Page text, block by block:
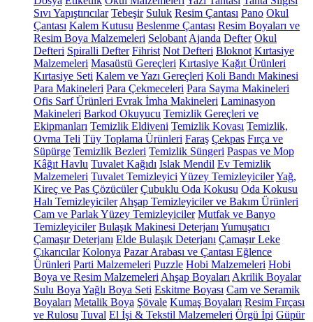
Sıvı Yapıştırıcılar Tebeşir Suluk Resim Çantası Pano Okul
Çantası Kalem Kutusu Beslenme Çantası Resim Boyaları ve
Resim Boya Malzemeleri Selobant Ajanda Defter Okul
Defteri Spiralli Defter Fihrist Not Defteri Bloknot Kırtasiye
Malzemeleri Masaüstü Gereçleri Kırtasiye Kağıt Ürünleri
Kırtasiye Seti Kalem ve Yazı Gereçleri Koli Bandı Makinesi
Para Makineleri Para Çekmeceleri Para Sayma Makineleri
Ofis Sarf Ürünleri Evrak İmha Makineleri Laminasyon
Makineleri Barkod Okuyucu Temizlik Gereçleri ve
Ekipmanları Temizlik Eldiveni Temizlik Kovası Temizlik,
Ovma Teli Tüy Toplama Ürünleri Faraş Çekpas Fırça ve
Süpürge Temizlik Bezleri Temizlik Süngeri Paspas ve Mop
Kâğıt Havlu Tuvalet Kağıdı Islak Mendil Ev Temizlik
Malzemeleri Tuvalet Temizleyici Yüzey TemizleyicilerYağ,
Kireç ve Pas Çözücüler Çubuklu Oda Kokusu Oda Kokusu
Halı Temizleyiciler Ahşap Temizleyiciler ve Bakım Ürünleri
Cam ve Parlak Yüzey Temizleyiciler Mutfak ve Banyo
Temizleyiciler Bulaşık Makinesi Deterjanı Yumuşatıcı
Çamaşır Deterjanı Elde Bulaşık Deterjanı Çamaşır Leke
Çıkarıcılar Kolonya Pazar Arabası ve Çantası Eğlence
Ürünleri Parti Malzemeleri Puzzle Hobi Malzemeleri Hobi
Boya ve Resim Malzemeleri Ahşap Boyaları Akrilik Boyalar
Sulu Boya Yağlı Boya Seti Eskitme Boyası Cam ve Seramik
Boyaları Metalik Boya Şövale Kumaş Boyaları Resim Fırçası
ve Rulosu Tuval El İşi & Tekstil Malzemeleri Örgü İpi Güpür